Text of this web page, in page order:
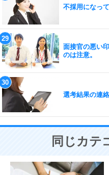
不採用になっ
面接官の悪い
のは注意。
選考結果の連
同じカテ